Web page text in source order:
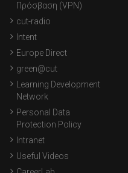
Πρόσβαση (VPN)
cut-radio
Intent
Europe Direct
green@cut
Learning Development
Network
Personal Data
Protection Policy
Intranet
Useful Videos